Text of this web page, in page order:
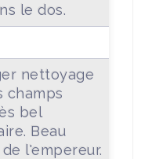
le dos.
nettoyage
champs
bel
Beau
l'empereur.